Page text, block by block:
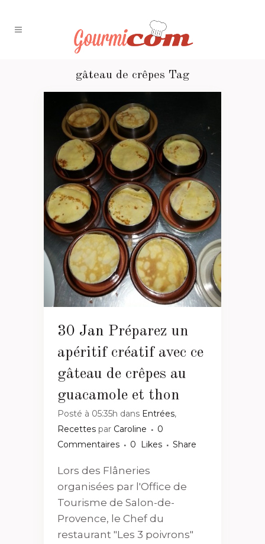
gâteau de crêpes Tag
30 Jan Préparez un
apéritif créatif avec ce
gâteau de crêpes au
guacamole et thon
Posté à 05:35h dans Entrées,
Recettes par Caroline
0
Commentaires
0 Likes Share
Lors des Flâneries
organisées par l'Office de
Tourisme de Salon-de-
Provence, le Chef du
restaurant "Les 3 poivrons"